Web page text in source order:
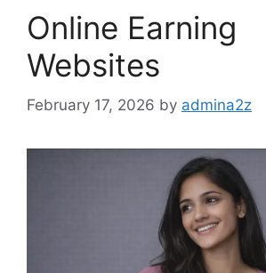
Online Earning
Websites
February 17, 2026 by admina2z